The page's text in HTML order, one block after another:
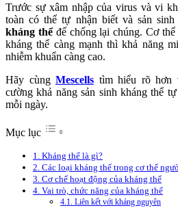
Trước sự xâm nhập của virus và vi
toàn có thể tự nhận biết và sản
kháng thểđể chống lại chúng. Cơ thể
kháng thể càng mạnh thì khả năng
nhiễm khuẩn càng cao.
Hãy cùng Mescells tìm hiểu rõ hơn
cường khả năng sản sinh kháng thể
mỗi ngày.
Mục lục
1. Kháng thể là gì?
2. Các loại kháng thể trong cơ thể
3. Cơ chế hoạt động của kháng thể
4. Vai trò, chức năng của kháng thể
4.1. Liên kết với kháng nguyên